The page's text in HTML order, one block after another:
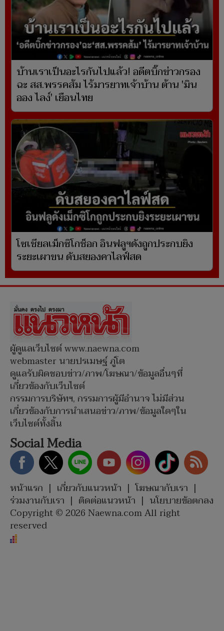
บ้านเราเป็นอะไรกันไปแล้ว! อดีตบิ๊กข่าวกรอง
ฉะ สส.พรรคส้ม ไร้มารยาทเจ้าบ้าน ต้าน 'มิน
ออง ไลง์' เยือนไทย
โซเชียลเม็กซิโกช็อก อินฟลูฯดังถูกประกบยิง
ระยะเผาขน ดับสยองคาไลฟ์สด
ผู้ดูแลเว็บไซต์ www.naewna.com
webmaster นายปรเมษฐ์ ภู่โต
ดูแลรับผิดชอบข่าว/ภาพ/โฆษณา/ข้อมูลอื่นๆที่
เกี่ยวข้องกับเว็บไซต์
กรรมการบริษัทฯ, กรรมการผู้มีอำนาจ ไม่มีส่วน
เกี่ยวข้องกับการนำเสนอข่าว/ภาพ/ข้อมูลใดๆใน
เว็บไซต์ทั้งสิ้น
Social Media
หน้าแรก | เกี่ยวกับแนวหน้า | โฆษณากับเรา |
ร่วมงานกับเรา | ติดต่อแนวหน้า | นโยบายข้อตกลง
Copyright © 2026 Naewna.com All right
reserved